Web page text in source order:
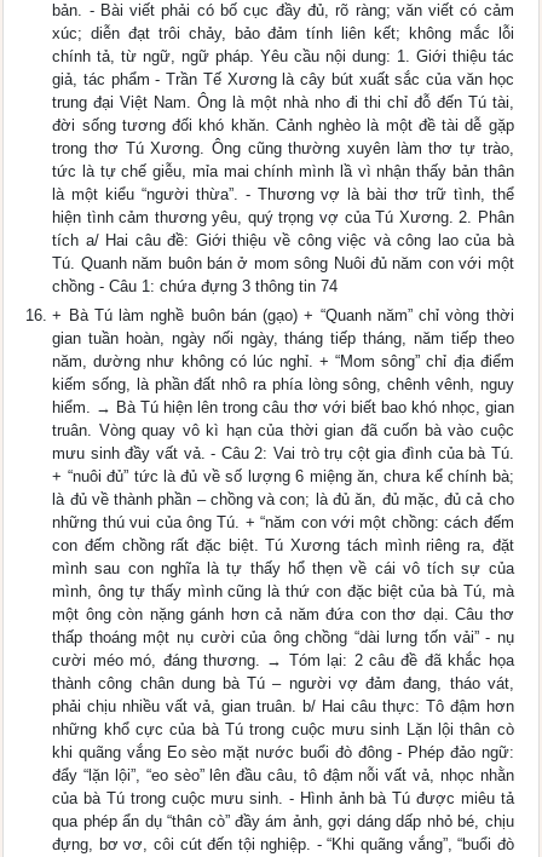
bản. - Bài viết phải có bố cục đầy đủ, rõ ràng; văn viết có cảm
xúc; diễn đạt trôi chảy, bảo đảm tính liên kết; không mắc lỗi
chính tả, từ ngữ, ngữ pháp. Yêu cầu nội dung: 1. Giới thiệu tác
giả, tác phẩm - Trần Tế Xương là cây bút xuất sắc của văn học
trung đại Việt Nam. Ông là một nhà nho đi thi chỉ đỗ đến Tú tài,
đời sống tương đối khó khăn. Cảnh nghèo là một đề tài dễ gặp
trong thơ Tú Xương. Ông cũng thường xuyên làm thơ tự trào,
tức là tự chế giễu, mỉa mai chính mình lầ vì nhận thấy bản thân
là một kiểu “người thừa”. - Thương vợ là bài thơ trữ tình, thể
hiện tình cảm thương yêu, quý trọng vợ của Tú Xương. 2. Phân
tích a/ Hai câu đề: Giới thiệu về công việc và công lao của bà
Tú. Quanh năm buôn bán ở mom sông Nuôi đủ năm con với một
chồng - Câu 1: chứa đựng 3 thông tin 74
+ Bà Tú làm nghề buôn bán (gạo) + “Quanh năm” chỉ vòng thời
gian tuần hoàn, ngày nối ngày, tháng tiếp tháng, năm tiếp theo
năm, dường như không có lúc nghỉ. + “Mom sông” chỉ địa điểm
kiếm sống, là phần đất nhô ra phía lòng sông, chênh vênh, nguy
hiểm. → Bà Tú hiện lên trong câu thơ với biết bao khó nhọc, gian
truân. Vòng quay vô kì hạn của thời gian đã cuốn bà vào cuộc
mưu sinh đầy vất vả. - Câu 2: Vai trò trụ cột gia đình của bà Tú.
+ “nuôi đủ” tức là đủ về số lượng 6 miệng ăn, chưa kể chính bà;
là đủ về thành phần – chồng và con; là đủ ăn, đủ mặc, đủ cả cho
những thú vui của ông Tú. + “năm con với một chồng: cách đếm
con đếm chồng rất đặc biệt. Tú Xương tách mình riêng ra, đặt
mình sau con nghĩa là tự thấy hổ thẹn về cái vô tích sự của
mình, ông tự thấy mình cũng là thứ con đặc biệt của bà Tú, mà
một ông còn nặng gánh hơn cả năm đứa con thơ dại. Câu thơ
thấp thoáng một nụ cười của ông chồng “dài lưng tốn vải” - nụ
cười méo mó, đáng thương. → Tóm lại: 2 câu đề đã khắc họa
thành công chân dung bà Tú – người vợ đảm đang, tháo vát,
phải chịu nhiều vất vả, gian truân. b/ Hai câu thực: Tô đậm hơn
những khổ cực của bà Tú trong cuộc mưu sinh Lặn lội thân cò
khi quãng vắng Eo sèo mặt nước buổi đò đông - Phép đảo ngữ:
đẩy “lặn lội”, “eo sèo” lên đầu câu, tô đậm nỗi vất vả, nhọc nhằn
của bà Tú trong cuộc mưu sinh. - Hình ảnh bà Tú được miêu tả
qua phép ẩn dụ “thân cò” đầy ám ảnh, gợi dáng dấp nhỏ bé, chịu
đựng, bơ vơ, côi cút đến tội nghiệp. - “Khi quãng vắng”, “buổi đò